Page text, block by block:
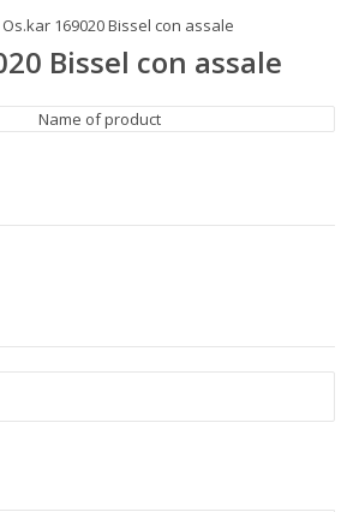
Os.kar 169020 Bissel con assale
Bissel con assale